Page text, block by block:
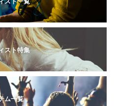
スト特集
ム一覧